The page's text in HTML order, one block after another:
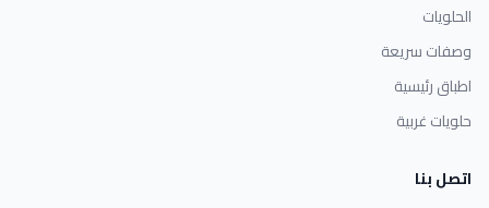
الحلويات
وصفات سريعة
اطباق رئيسية
حلويات غربية
اتصل بنا